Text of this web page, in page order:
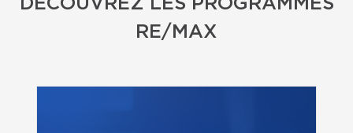
DÉCOUVREZ LES PROGRAMMES
RE/MAX